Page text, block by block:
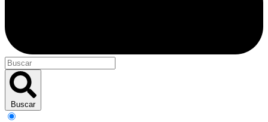
Buscar